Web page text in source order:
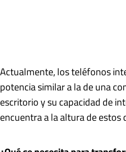
Actualmente, los teléfonos
potencia similar a la de una
escritorio y su capacidad de
encuentra a la altura de estos